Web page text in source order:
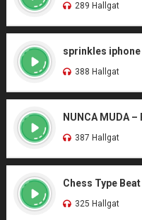
289 Hallgat
sprinkles iphone
388 Hallgat
NUNCA MUDA
387 Hallgat
Chess Type
325 Hallgat